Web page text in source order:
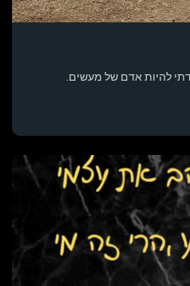
להיות אדם של מעשים.